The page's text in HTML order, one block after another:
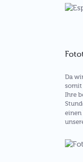
Da
somit
Ihre
einen